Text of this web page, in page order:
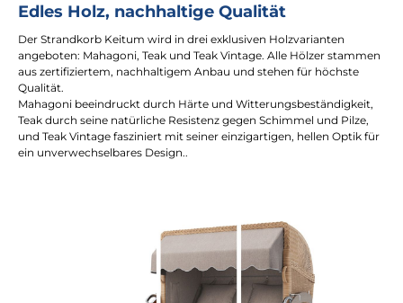
Edles Holz, nachhaltige Qualität
Der Strandkorb Keitum wird in drei exklusiven Holzvarianten
angeboten: Mahagoni, Teak und Teak Vintage. Alle Hölzer stammen
aus zertifiziertem, nachhaltigem Anbau und stehen für höchste
Qualität.
Mahagoni beeindruckt durch Härte und Witterungsbeständigkeit,
Teak durch seine natürliche Resistenz gegen Schimmel und Pilze,
und Teak Vintage fasziniert mit seiner einzigartigen, hellen Optik für
ein unverwechselbares Design..